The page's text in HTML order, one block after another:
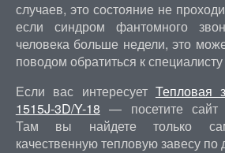
случаев, это состояние не
если синдром фантомного
человека больше недели, это
поводом обратиться к
Если вас интересует Тепловая
1515J-3D/Y-18 — посетите сайт
Там вы найдете только
качественную тепловую завесу по